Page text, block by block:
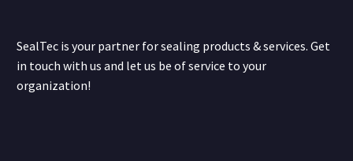
SealTec is your partner for sealing products & services. Get
in touch with us and let us be of service to your
organization!